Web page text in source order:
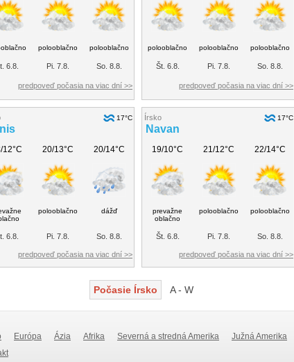
polooblačno polooblačno
6.8. Pi. 7.8. So. 8.8.
predpoveď počasia na viac dní >>
polooblačno polooblačno polooblačno
Št. 6.8. Pi. 7.8. So. 8.8.
predpoveď počasia na viac dní >>
17°C
12°C 20/13°C 20/14°C
polooblačno dážď
6.8. Pi. 7.8. So. 8.8.
predpoveď počasia na viac dní >>
Írsko 17°C
Navan
19/10°C 21/12°C 22/14°C
prevažne
oblačno
polooblačno polooblačno
Št. 6.8. Pi. 7.8. So. 8.8.
predpoveď počasia na viac dní >>
Počasie Írsko A - W
Európa Ázia Afrika Severná a stredná Amerika Južná Amerika